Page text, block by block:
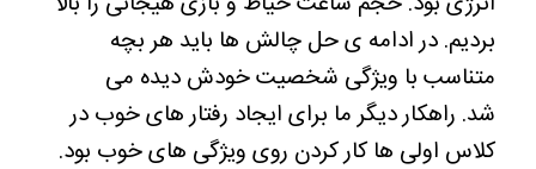
بردیم. در ادامه ی حل چالش ها باید هر بچه
متناسب با ویژگی شخصیت خودش دیده می
شد. راهکار دیگر ما برای ایجاد رفتار های خوب در
کلاس اولی ها کار کردن روی ویژگی های خوب بود.